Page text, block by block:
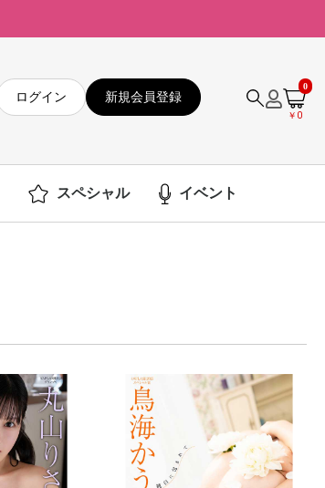
ログイン 新規会員登録
0
￥0
スペシャル イベント